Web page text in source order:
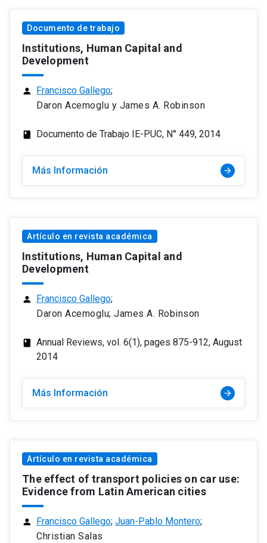
Documento de trabajo
Institutions, Human Capital and
Development
person Francisco Gallego;
Daron Acemoglu y James A. Robinson
class Documento de Trabajo IE-PUC, N° 449, 2014
Más Información arrow_forward
Artículo en revista académica
Institutions, Human Capital and
Development
person Francisco Gallego;
Daron Acemoglu; James A. Robinson
class
Annual Reviews, vol. 6(1), pages 875-912, August
2014
Más Información arrow_forward
Artículo en revista académica
The effect of transport policies on car use:
Evidence from Latin American cities
person Francisco Gallego; Juan-Pablo Montero;
Christian Salas